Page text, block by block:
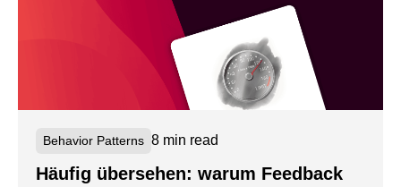
Behavior Patterns 8 min read
Häufig übersehen: warum Feedback